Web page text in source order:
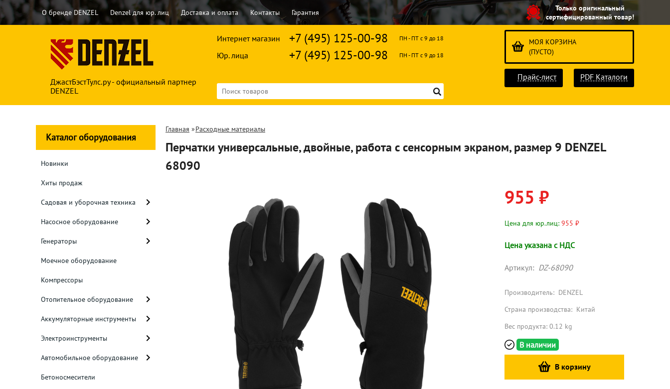
О бренде DENZEL Denzel для юр. лиц Доставка и оплата Контакты Гарантия
Только оригинальный
сертифицированный товар!
ДжастБэстТулс.ру - официальный партнер
DENZEL
Интернет магазин +7 (495) 125-00-98 ПН - ПТ с 9 до 18
Юр. лица +7 (495) 125-00-98 ПН - ПТ с 9 до 18
МОЯ КОРЗИНА
(ПУСТО)
Прайс-лист PDF Каталоги
Каталог оборудования
Новинки
Хиты продаж
Садовая и уборочная техника
Насосное оборудование
Генераторы
Моечное оборудование
Компрессоры
Отопительное оборудование
Аккумуляторные инструменты
Электроинструменты
Автомобильное оборудование
Бетоносмесители
Главная »Расходные материалы
Перчатки универсальные, двойные, работа с сенсорным экраном, размер 9 DENZEL
68090
955 ₽
Цена для юр.лиц: 955 ₽
Цена указана с НДС
Артикул: DZ-68090
Производитель: DENZEL
Страна производства: Китай
Вес продукта: 0.12 kg
В наличии
В корзину